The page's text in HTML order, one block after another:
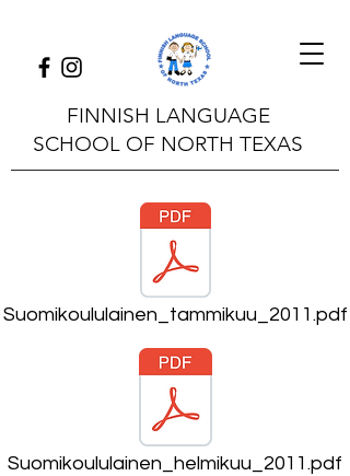
FINNISH LANGUAGE
SCHOOL OF NORTH TEXAS
Suomikoululainen_tammikuu_2011.pdf
Suomikoululainen_helmikuu_2011.pdf